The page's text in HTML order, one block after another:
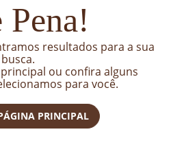
Pena!
resultados para a sua
busca.
ou confira alguns
para você.
PRINCIPAL